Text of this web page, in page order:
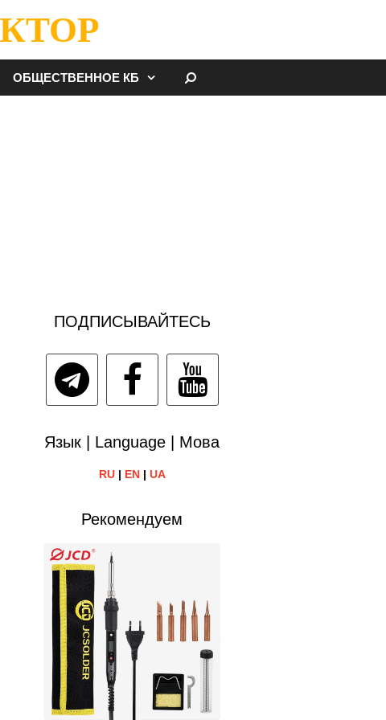
ОБЩЕСТВЕННОЕ КБ
ПОДПИСЫВАЙТЕСЬ
Язык | Language | Мова
RU| EN| UA
Рекомендуем